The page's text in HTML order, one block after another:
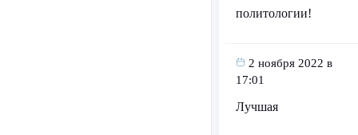
политологии!
2 ноября 2022 в
17:01
Лучшая